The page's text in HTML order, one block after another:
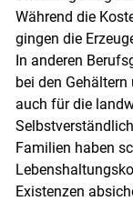
Während die
gingen die
In anderen
bei den
auch für die
Familien haben
Existenzen